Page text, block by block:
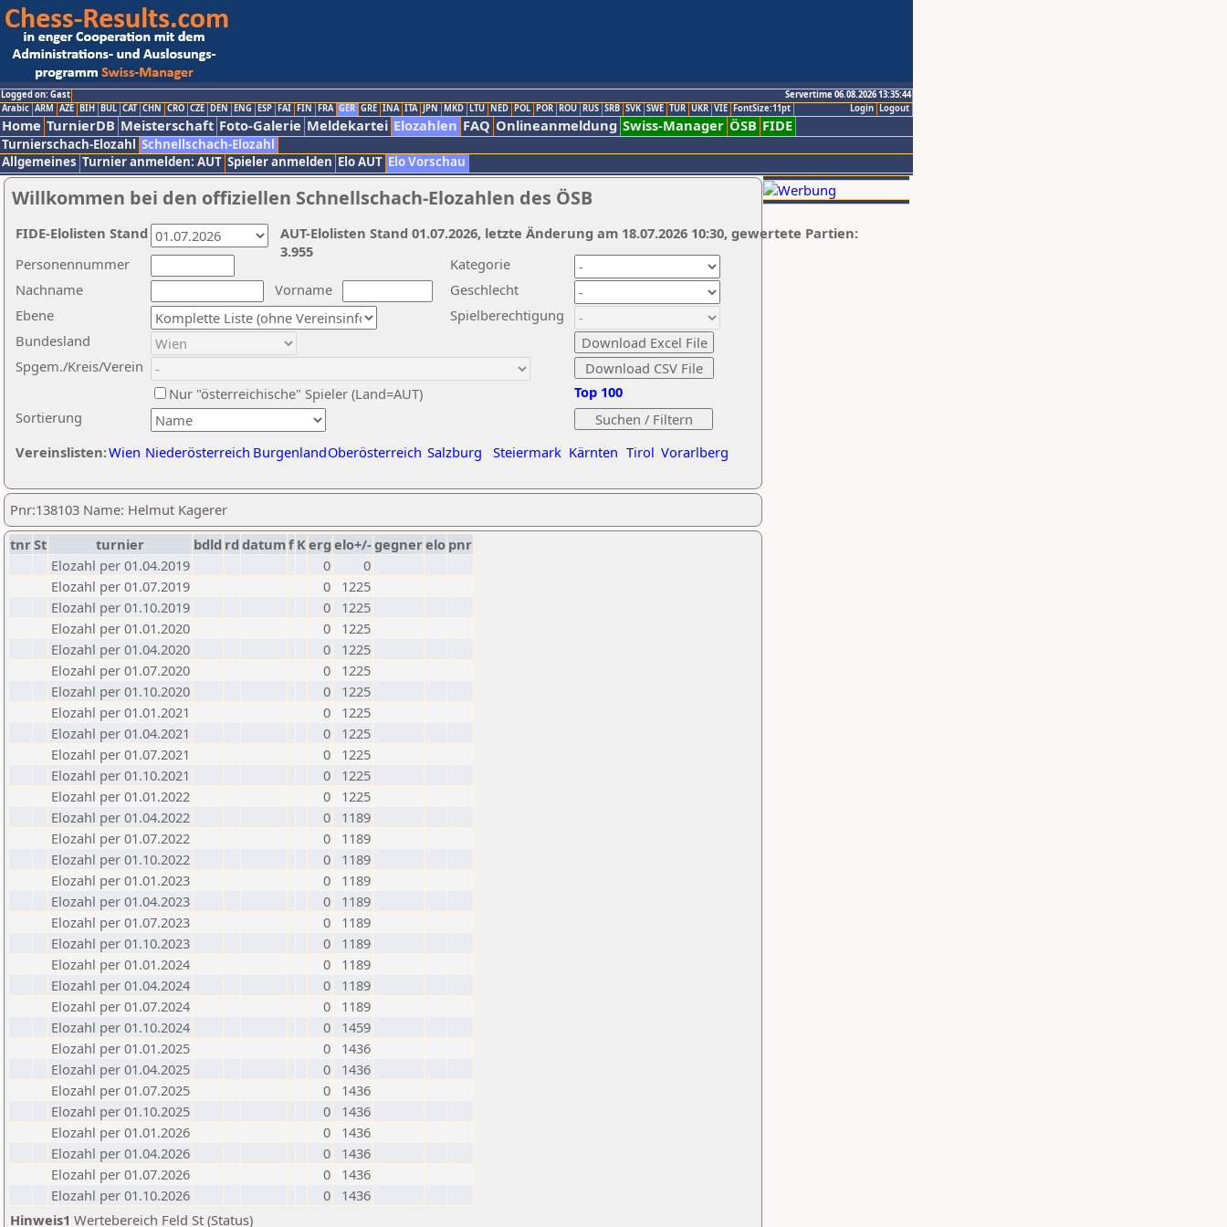
Logged on: Gast
Servertime 06.08.2026 13:35:44
Logout
Login
Arabic ARM AZE BIH BUL CAT CHN CRO CZE DEN ENG ESP FAI FIN FRA GER GRE INA ITA JPN MKD LTU NED POL POR ROU RUS SRB SVK SWE TUR UKR VIE FontSize:11pt
Home TurnierDB Meisterschaft Foto-Galerie Meldekartei Elozahlen FAQ Onlineanmeldung Swiss-Manager ÖSB FIDE
Turnierschach-Elozahl Schnellschach-Elozahl
Allgemeines Turnier anmelden: AUT Spieler anmelden Elo AUT Elo Vorschau
Willkommen bei den offiziellen Schnellschach-Elozahlen des ÖSB
Nachname
Vorname
Ebene
Kategorie
Sortierung
Personennummer
Bundesland
Spgem./Kreis/Verein
Geschlecht
Nur "österreichische" Spieler (Land=AUT)
Spielberechtigung
Vereinslisten:Wien Niederösterreich BurgenlandOberösterreich Salzburg Steiermark Kärnten Tirol Vorarlberg
Top 100
AUT-Elolisten Stand 01.07.2026, letzte Änderung am 18.07.2026 10:30, gewertete Partien:
3.955
FIDE-Elolisten Stand
Pnr:138103 Name: Helmut Kagerer
tnrSt turnier bdld rd datumf Kerg elo+/-gegnerelo pnr
Elozahl per 01.04.2019
0
0
Elozahl per 01.07.2019
0
1225
Elozahl per 01.10.2019
0
1225
Elozahl per 01.01.2020
0
1225
Elozahl per 01.04.2020
0
1225
Elozahl per 01.07.2020
0
1225
Elozahl per 01.10.2020
0
1225
Elozahl per 01.01.2021
0
1225
Elozahl per 01.04.2021
0
1225
Elozahl per 01.07.2021
0
1225
Elozahl per 01.10.2021
0
1225
Elozahl per 01.01.2022
0
1225
Elozahl per 01.04.2022
0
1189
Elozahl per 01.07.2022
0
1189
Elozahl per 01.10.2022
0
1189
Elozahl per 01.01.2023
0
1189
Elozahl per 01.04.2023
0
1189
Elozahl per 01.07.2023
0
1189
Elozahl per 01.10.2023
0
1189
Elozahl per 01.01.2024
0
1189
Elozahl per 01.04.2024
0
1189
Elozahl per 01.07.2024
0
1189
Elozahl per 01.10.2024
0
1459
Elozahl per 01.01.2025
0
1436
Elozahl per 01.04.2025
0
1436
Elozahl per 01.07.2025
0
1436
Elozahl per 01.10.2025
0
1436
Elozahl per 01.01.2026
0
1436
Elozahl per 01.04.2026
0
1436
Elozahl per 01.07.2026
0
1436
Elozahl per 01.10.2026
0
1436
Hinweis1 Wertebereich Feld St (Status)